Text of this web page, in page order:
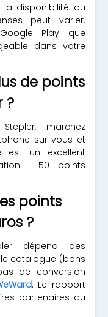
la disponibilité du
peut varier.
Play que
dans votre
de points
?
marchez
sur vous et
est un excellent
: 50 points
points
?
dépend des
catalogue (bons
de conversion
. Le rapport
partenaires du